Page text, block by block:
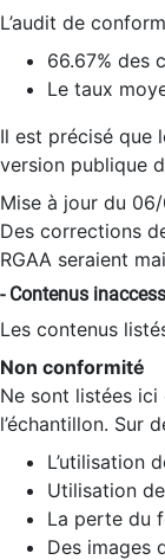
L’audit de
66.67% des
Le taux
Il est précisé que
version publique
Mise à jour du
Des corrections
RGAA seraient
- Contenus
Les contenus
Non conformité
Ne sont listées
l’échantillon. Sur
L’utilisation
Utilisation
La perte du
Des images